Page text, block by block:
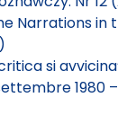
Narrations in
si
1980